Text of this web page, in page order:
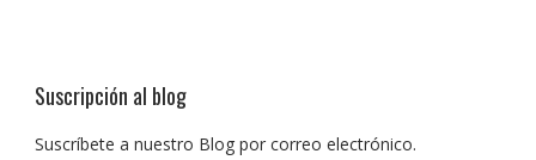
Suscripción al blog
Suscríbete a nuestro Blog por correo electrónico.